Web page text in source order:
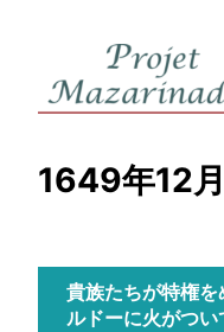
1649年12
貴族たちが特権
ルドーに火がつい